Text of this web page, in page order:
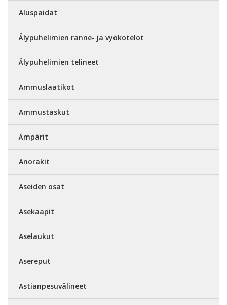
Aluspaidat
Älypuhelimien ranne- ja vyökotelot
Älypuhelimien telineet
Ammuslaatikot
Ammustaskut
Ämpärit
Anorakit
Aseiden osat
Asekaapit
Aselaukut
Asereput
Astianpesuvälineet